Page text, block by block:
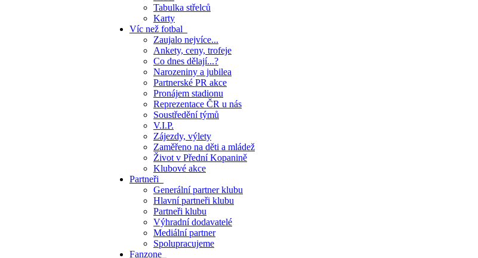
Tabulka střelců
Karty
Víc než fotbal
Zaujalo nejvíce...
Ankety, ceny, trofeje
Co dnes dělají...?
Narozeniny a jubilea
Partnerské PR akce
Pronájem stadionu
Reprezentace ČR u nás
Soustředění týmů
V.I.P.
Zájezdy, výlety
Zaměřeno na děti a mládež
Život v Přední Kopanině
Klubové akce
Partneři
Generální partner klubu
Hlavní partneři klubu
Partneři klubu
Výhradní dodavatelé
Mediální partner
Spolupracujeme
Fanzone